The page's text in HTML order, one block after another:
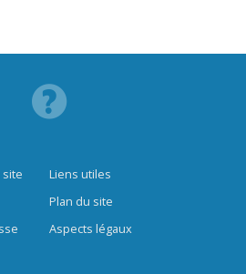
Liens utiles
Plan du site
Aspects légaux